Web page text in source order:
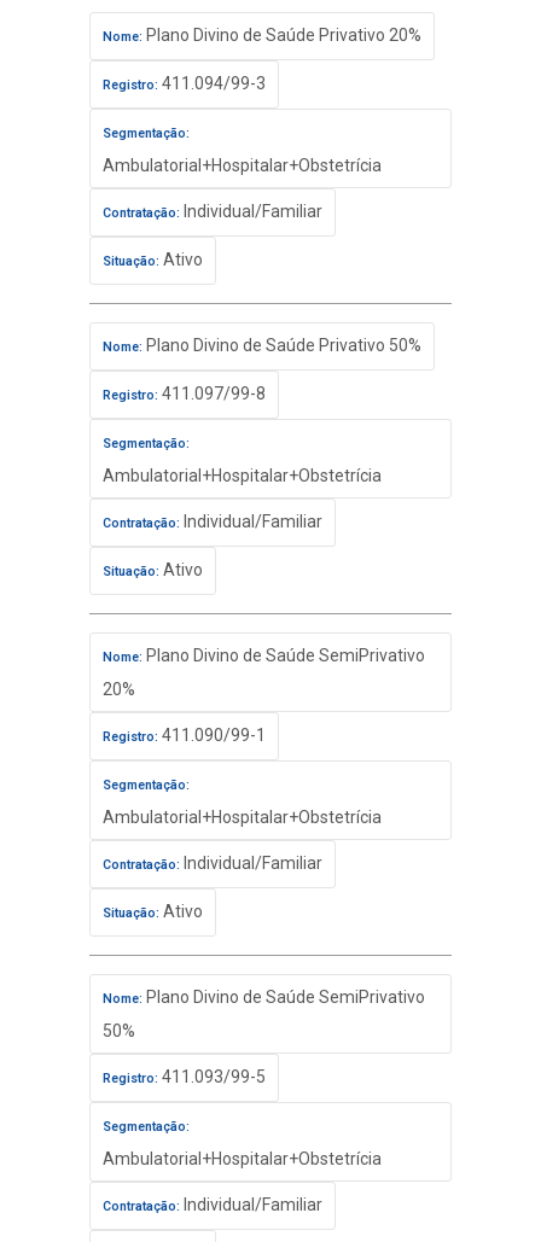
Nome: Plano Divino de Saúde Privativo 20%
Registro: 411.094/99-3
Segmentação:
Ambulatorial+Hospitalar+Obstetrícia
Contratação: Individual/Familiar
Situação: Ativo
Nome: Plano Divino de Saúde Privativo 50%
Registro: 411.097/99-8
Segmentação:
Ambulatorial+Hospitalar+Obstetrícia
Contratação: Individual/Familiar
Situação: Ativo
Nome: Plano Divino de Saúde SemiPrivativo
20%
Registro: 411.090/99-1
Segmentação:
Ambulatorial+Hospitalar+Obstetrícia
Contratação: Individual/Familiar
Situação: Ativo
Nome: Plano Divino de Saúde SemiPrivativo
50%
Registro: 411.093/99-5
Segmentação:
Ambulatorial+Hospitalar+Obstetrícia
Contratação: Individual/Familiar